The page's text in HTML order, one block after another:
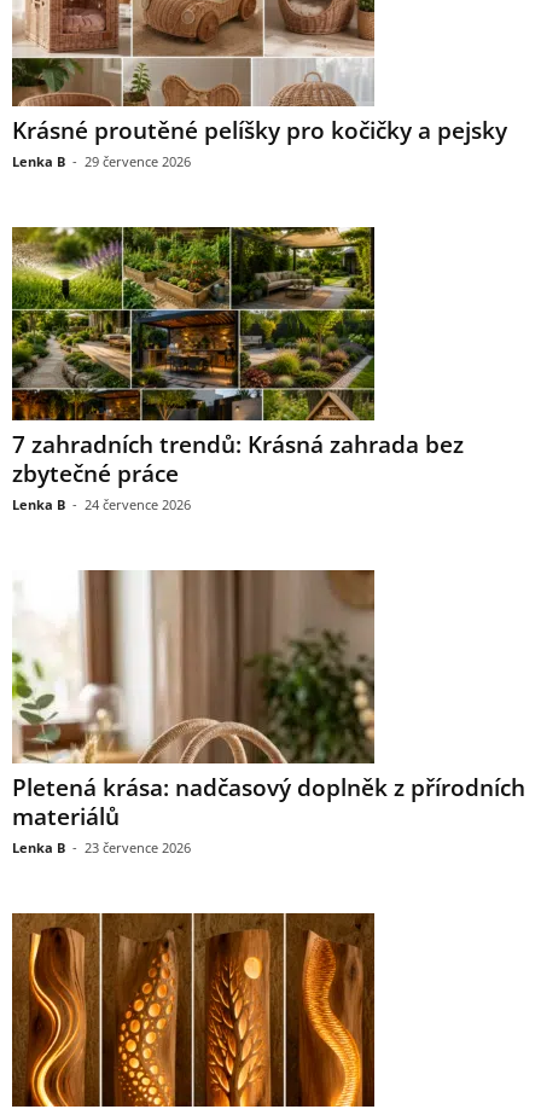
Krásné proutěné pelíšky pro kočičky a pejsky
Lenka B - 29 července 2026
7 zahradních trendů: Krásná zahrada bez
zbytečné práce
Lenka B - 24 července 2026
Pletená krása: nadčasový doplněk z přírodních
materiálů
Lenka B - 23 července 2026